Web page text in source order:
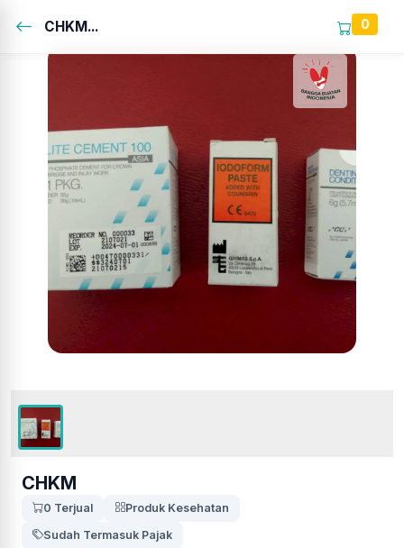
CHKM... 0
CHKM
0 Terjual
Produk Kesehatan
Sudah Termasuk Pajak